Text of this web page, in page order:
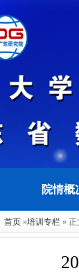
院情概
首页 »培训专栏 » 正